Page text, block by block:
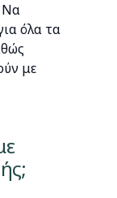
Να
όλα τα
με